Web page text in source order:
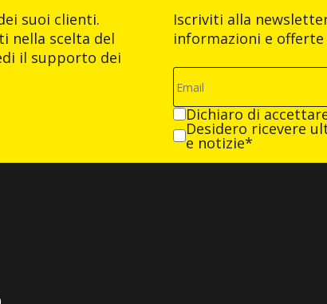
suoi clienti.
nella scelta del
il supporto dei
Iscriviti alla
informazioni e
Dichiaro di
Desidero ricevere
e notizie*